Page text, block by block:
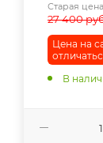
Старая цена
27 400
Цена на
В